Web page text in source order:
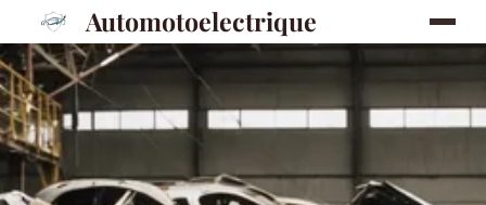
Automotoelectrique